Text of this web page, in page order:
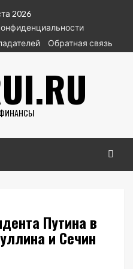
2026
Обратная связь
Путина в
и Сечин